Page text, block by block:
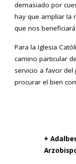
demasiado por
hay que ampliar la
que nos
Para la Iglesia
camino particular
servicio a favor
procurar el bien
+